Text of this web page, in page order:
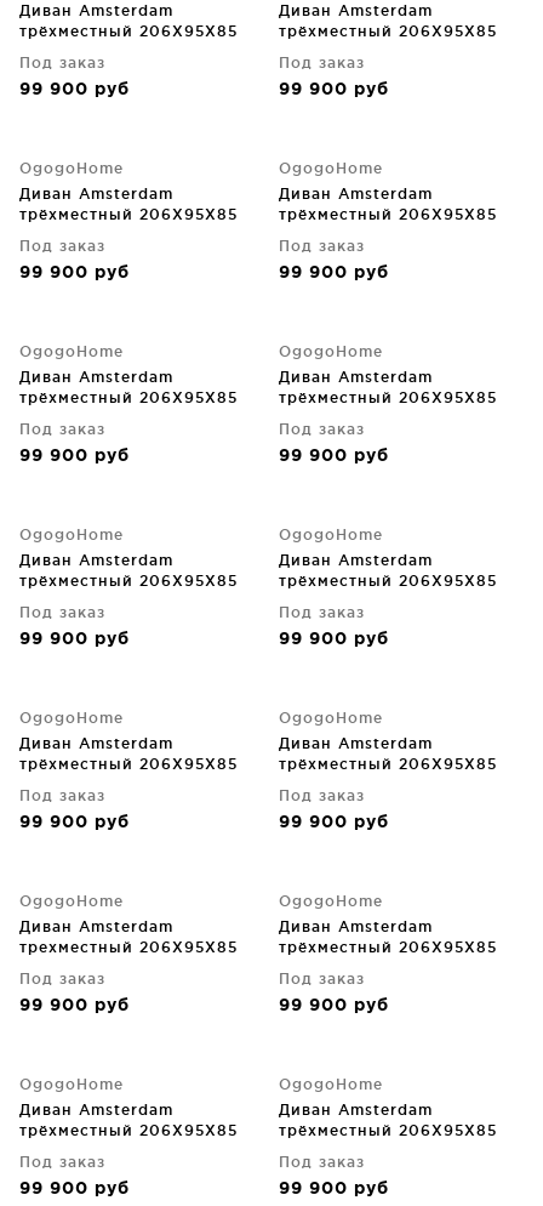
Диван Amsterdam
трёхместный 206X95X85
Под заказ
99 900 руб
Диван Amsterdam
трёхместный 206X95X85
Под заказ
99 900 руб
OgogoHome
Диван Amsterdam
трёхместный 206X95X85
Под заказ
99 900 руб
OgogoHome
Диван Amsterdam
трёхместный 206X95X85
Под заказ
99 900 руб
OgogoHome
Диван Amsterdam
трёхместный 206X95X85
Под заказ
99 900 руб
OgogoHome
Диван Amsterdam
трёхместный 206X95X85
Под заказ
99 900 руб
OgogoHome
Диван Amsterdam
трёхместный 206X95X85
Под заказ
99 900 руб
OgogoHome
Диван Amsterdam
трёхместный 206X95X85
Под заказ
99 900 руб
OgogoHome
Диван Amsterdam
трёхместный 206X95X85
Под заказ
99 900 руб
OgogoHome
Диван Amsterdam
трёхместный 206X95X85
Под заказ
99 900 руб
OgogoHome
Диван Amsterdam
трехместный 206X95X85
Под заказ
99 900 руб
OgogoHome
Диван Amsterdam
трёхместный 206X95X85
Под заказ
99 900 руб
OgogoHome
Диван Amsterdam
трёхместный 206X95X85
Под заказ
99 900 руб
OgogoHome
Диван Amsterdam
трёхместный 206X95X85
Под заказ
99 900 руб